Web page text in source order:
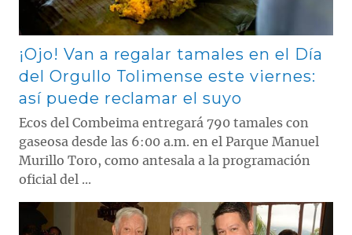
¡Ojo! Van a regalar tamales en el Día
del Orgullo Tolimense este viernes:
así puede reclamar el suyo
Ecos del Combeima entregará 790 tamales con
gaseosa desde las 6:00 a.m. en el Parque Manuel
Murillo Toro, como antesala a la programación
oficial del ...
Contenido multimedia principal